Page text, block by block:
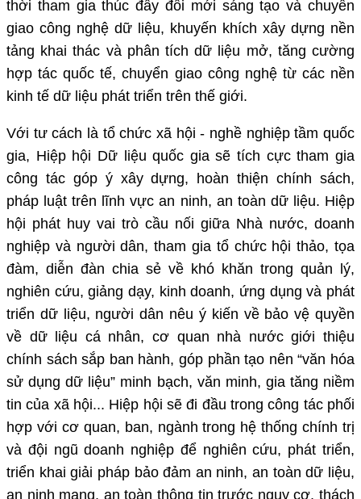
thời tham gia thúc đẩy đổi mới sáng tạo và chuyển
giao công nghệ dữ liệu, khuyến khích xây dựng nền
tảng khai thác và phân tích dữ liệu mở, tăng cường
hợp tác quốc tế, chuyển giao công nghệ từ các nền
kinh tế dữ liệu phát triển trên thế giới.
Với tư cách là tổ chức xã hội - nghề nghiệp tầm quốc
gia, Hiệp hội Dữ liệu quốc gia sẽ tích cực tham gia
công tác góp ý xây dựng, hoàn thiện chính sách,
pháp luật trên lĩnh vực an ninh, an toàn dữ liệu. Hiệp
hội phát huy vai trò cầu nối giữa Nhà nước, doanh
nghiệp và người dân, tham gia tổ chức hội thảo, tọa
đàm, diễn đàn chia sẻ về khó khăn trong quản lý,
nghiên cứu, giảng dạy, kinh doanh, ứng dụng và phát
triển dữ liệu, người dân nêu ý kiến về bảo vệ quyền
về dữ liệu cá nhân, cơ quan nhà nước giới thiệu
chính sách sắp ban hành, góp phần tạo nên “văn hóa
sử dụng dữ liệu” minh bạch, văn minh, gia tăng niềm
tin của xã hội... Hiệp hội sẽ đi đầu trong công tác phối
hợp với cơ quan, ban, ngành trong hệ thống chính trị
và đội ngũ doanh nghiệp để nghiên cứu, phát triển,
triển khai giải pháp bảo đảm an ninh, an toàn dữ liệu,
an ninh mạng, an toàn thông tin trước nguy cơ, thách